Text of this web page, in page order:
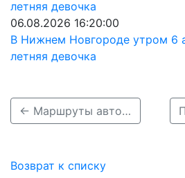
06.08.2026 16:20:00
В Нижнем Новгороде утром 6
летняя девочка
← Маршруты автобусов и электробусов изменят из-за перекрытия площади Минина
Возврат к списку